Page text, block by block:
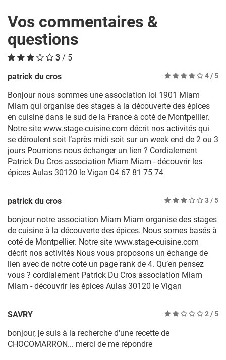
Vos commentaires &
questions
3 / 5
patrick du cros
4/ 5
Bonjour nous sommes une association loi 1901 Miam
Miam qui organise des stages à la découverte des épices
en cuisine dans le sud de la France à coté de Montpellier.
Notre site www.stage-cuisine.com décrit nos activités qui
se déroulent soit l’après midi soit sur un week end de 2 ou 3
jours Pourrions nous échanger un lien ? Cordialement
Patrick Du Cros association Miam Miam - découvrir les
épices Aulas 30120 le Vigan 04 67 81 75 74
patrick du cros 3/ 5
bonjour notre association Miam Miam organise des stages
de cuisine à la découverte des épices. Nous somes basés à
coté de Montpellier. Notre site www.stage-cuisine.com
décrit nos activités Nous vous proposons un échange de
lien avec de notre coté un page rank de 4. Qu’en pensez
vous ? cordialement Patrick Du Cros association Miam
Miam - découvrir les épices Aulas 30120 le Vigan
SAVRY 2/ 5
bonjour, je suis à la recherche d'une recette de
CHOCOMARRON... merci de me répondre